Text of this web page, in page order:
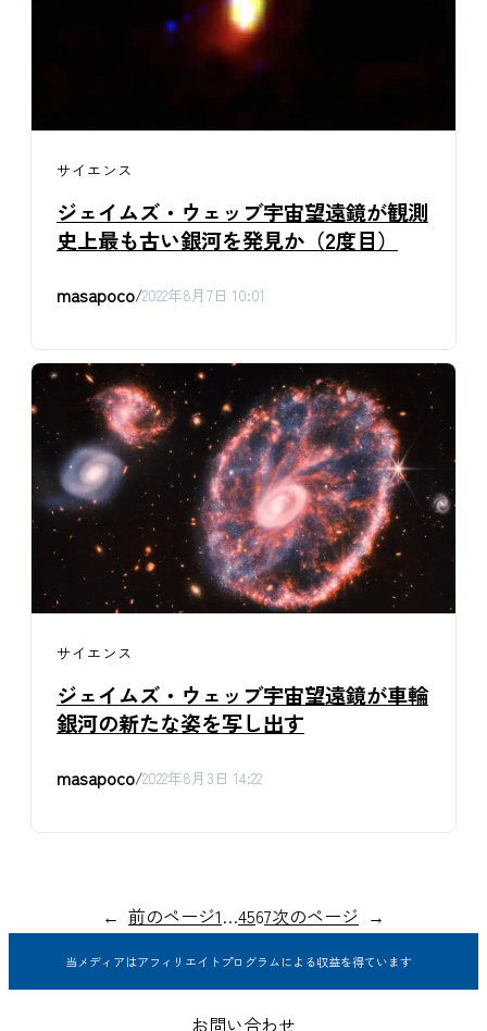
サイエンス
ジェイムズ・ウェッブ宇宙望遠鏡が観測
史上最も古い銀河を発見か（2度目）
masapoco/2022年8月7日 10:01
サイエンス
ジェイムズ・ウェッブ宇宙望遠鏡が車輪
銀河の新たな姿を写し出す
masapoco/2022年8月3日 14:22
← 前のページ1…4567次のページ →
当メディアはアフィリエイトプログラムによる収益を得ています
お問い合わせ